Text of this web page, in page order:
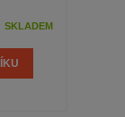
SKLADEM